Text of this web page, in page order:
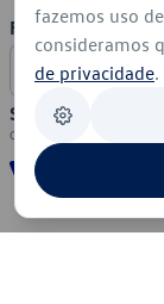
Formas de
Segurança
fazemos uso
consideramos
de privacidade.